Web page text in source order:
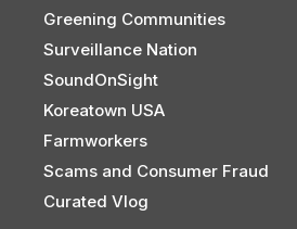
Greening Communities
Surveillance Nation
SoundOnSight
Koreatown USA
Farmworkers
Scams and Consumer Fraud
Curated Vlog